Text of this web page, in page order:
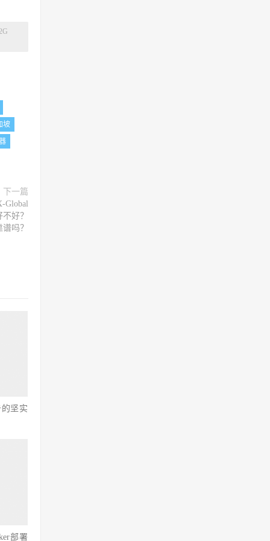
坡
下一篇
Global
好？
吗？
坚实
部署